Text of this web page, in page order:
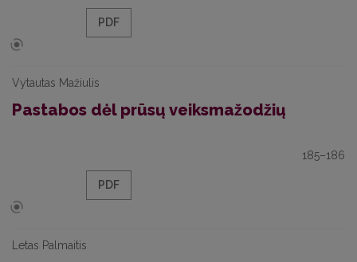
PDF
Vytautas Mažiulis
Pastabos dėl prūsų veiksmažodžių
185–186
PDF
Letas Palmaitis